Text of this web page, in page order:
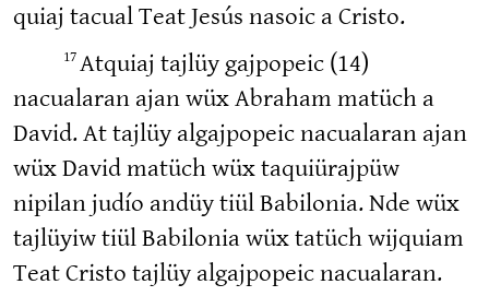
quiaj tacual Teat Jesús nasoic a Cristo.
17Atquiaj tajlüy gajpopeic (14)
nacualaran ajan wüx Abraham matüch a
David. At tajlüy algajpopeic nacualaran ajan
wüx David matüch wüx taquiürajpüw
nipilan judío andüy tiül Babilonia. Nde wüx
tajlüyiw tiül Babilonia wüx tatüch wijquiam
Teat Cristo tajlüy algajpopeic nacualaran.